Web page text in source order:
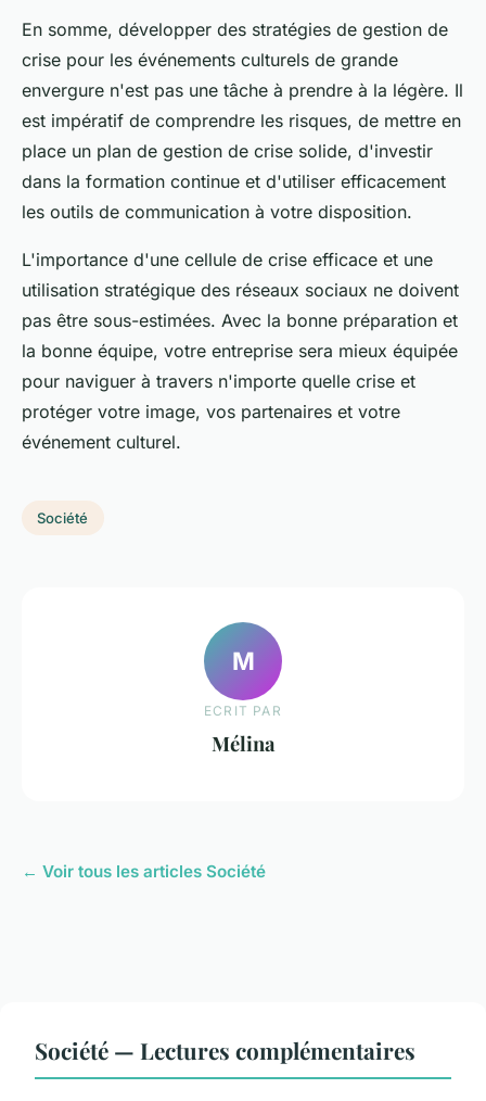
En somme, développer des stratégies de gestion de
crise pour les événements culturels de grande
envergure n'est pas une tâche à prendre à la légère. Il
est impératif de comprendre les risques, de mettre en
place un plan de gestion de crise solide, d'investir
dans la formation continue et d'utiliser efficacement
les outils de communication à votre disposition.
L'importance d'une cellule de crise efficace et une
utilisation stratégique des réseaux sociaux ne doivent
pas être sous-estimées. Avec la bonne préparation et
la bonne équipe, votre entreprise sera mieux équipée
pour naviguer à travers n'importe quelle crise et
protéger votre image, vos partenaires et votre
événement culturel.
Société
M
ECRIT PAR
Mélina
← Voir tous les articles Société
Société — Lectures complémentaires